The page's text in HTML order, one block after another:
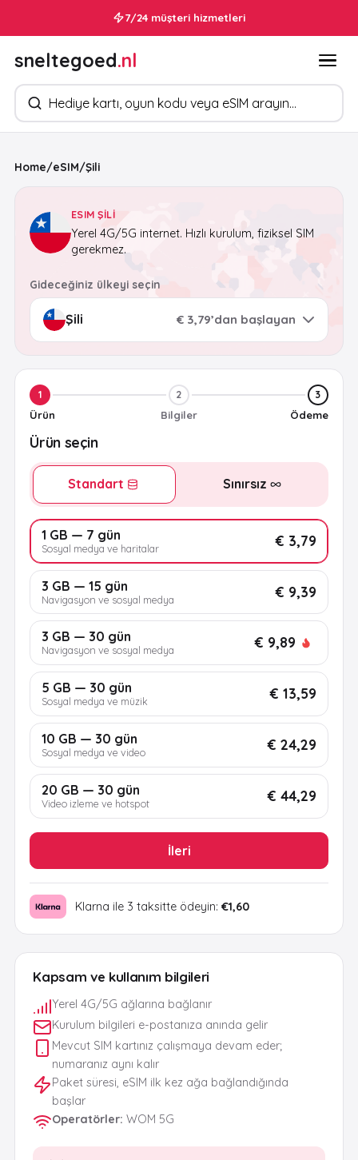
7/24 müşteri hizmetleri
sneltegoed.nl
Ürün arayın
Home/eSIM/Şili
ESIM ŞILI
Yerel 4G/5G internet. Hızlı kurulum, fiziksel SIM
gerekmez.
Gideceğiniz ülkeyi seçin
€ 3,79’dan başlayan
Kapsam ve kullanım bilgileri
Yerel 4G/5G ağlarına bağlanır
Kurulum bilgileri e-postanıza anında gelir
Mevcut SIM kartınız çalışmaya devam eder;
numaranız aynı kalır
Paket süresi, eSIM ilk kez ağa bağlandığında
başlar
Operatörler: WOM 5G
1
Ürün
2
Bilgiler
3
Ödeme
Ürün seçin
Standart Sınırsız
1 GB — 7 gün
Sosyal medya ve haritalar € 3,79
3 GB — 15 gün
Navigasyon ve sosyal medya € 9,39
3 GB — 30 gün
Navigasyon ve sosyal medya € 9,89
5 GB — 30 gün
Sosyal medya ve müzik € 13,59
10 GB — 30 gün
Sosyal medya ve video € 24,29
20 GB — 30 gün
Video izleme ve hotspot € 44,29
İleri
Klarna ile 3 taksitte ödeyin: €1,60